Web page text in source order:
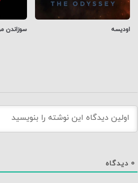
اودیسه سوزاندن
0 دیدگاه